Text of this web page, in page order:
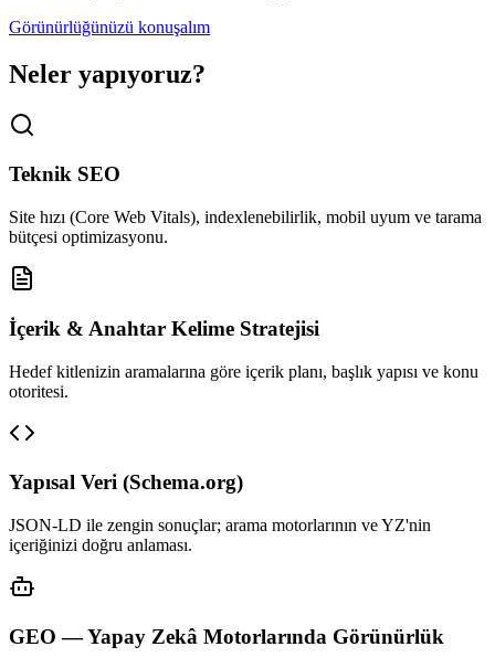
Görünürlüğünüzü konuşalım
Neler yapıyoruz?
Teknik SEO
Site hızı (Core Web Vitals), indexlenebilirlik, mobil uyum ve tarama
bütçesi optimizasyonu.
İçerik & Anahtar Kelime Stratejisi
Hedef kitlenizin aramalarına göre içerik planı, başlık yapısı ve konu
otoritesi.
Yapısal Veri (Schema.org)
JSON-LD ile zengin sonuçlar; arama motorlarının ve YZ'nin
içeriğinizi doğru anlaması.
GEO — Yapay Zekâ Motorlarında Görünürlük